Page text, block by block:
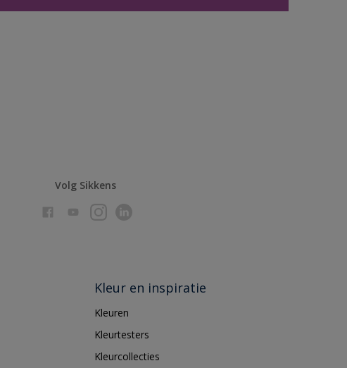
Volg Sikkens
Kleur en inspiratie
Kleuren
Kleurtesters
Kleurcollecties